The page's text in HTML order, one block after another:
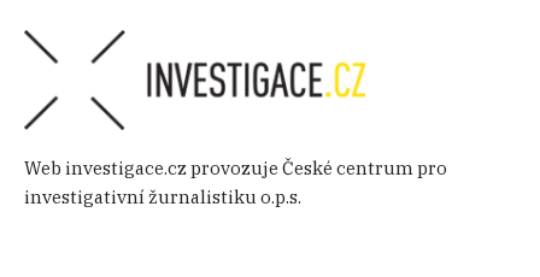
Web investigace.cz provozuje České centrum pro
investigativní žurnalistiku o.p.s.